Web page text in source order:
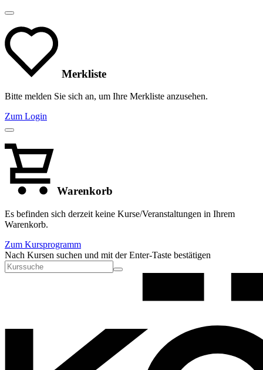
Merkliste
Bitte melden Sie sich an, um Ihre Merkliste anzusehen.
Zum Login
Warenkorb
Es befinden sich derzeit keine Kurse/Veranstaltungen in Ihrem
Warenkorb.
Zum Kursprogramm
Nach Kursen suchen und mit der Enter-Taste bestätigen